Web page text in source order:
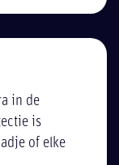
in de
is
of elke